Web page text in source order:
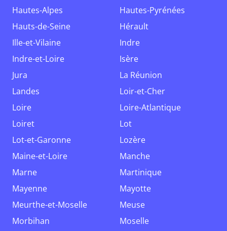
Hautes-Alpes
Hautes-Pyrénées
Hauts-de-Seine
Hérault
Ille-et-Vilaine
Indre
Indre-et-Loire
Isère
Jura
La Réunion
Landes
Loir-et-Cher
Loire
Loire-Atlantique
Loiret
Lot
Lot-et-Garonne
Lozère
Maine-et-Loire
Manche
Marne
Martinique
Mayenne
Mayotte
Meurthe-et-Moselle
Meuse
Morbihan
Moselle